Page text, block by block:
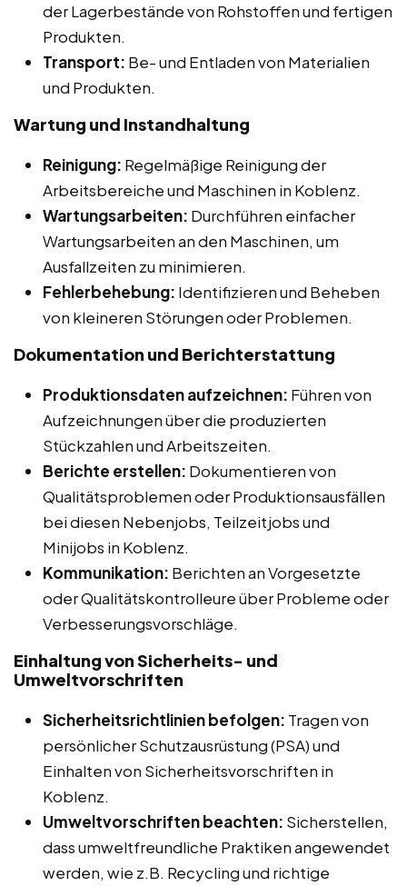
der Lagerbestände von Rohstoffen und fertigen
Produkten.
Transport: Be- und Entladen von Materialien
und Produkten.
Wartung und Instandhaltung
Reinigung: Regelmäßige Reinigung der
Arbeitsbereiche und Maschinen in Koblenz.
Wartungsarbeiten: Durchführen einfacher
Wartungsarbeiten an den Maschinen, um
Ausfallzeiten zu minimieren.
Fehlerbehebung: Identifizieren und Beheben
von kleineren Störungen oder Problemen.
Dokumentation und Berichterstattung
Produktionsdaten aufzeichnen: Führen von
Aufzeichnungen über die produzierten
Stückzahlen und Arbeitszeiten.
Berichte erstellen: Dokumentieren von
Qualitätsproblemen oder Produktionsausfällen
bei diesen Nebenjobs, Teilzeitjobs und
Minijobs in Koblenz.
Kommunikation: Berichten an Vorgesetzte
oder Qualitätskontrolleure über Probleme oder
Verbesserungsvorschläge.
Einhaltung von Sicherheits- und
Umweltvorschriften
Sicherheitsrichtlinien befolgen: Tragen von
persönlicher Schutzausrüstung (PSA) und
Einhalten von Sicherheitsvorschriften in
Koblenz.
Umweltvorschriften beachten: Sicherstellen,
dass umweltfreundliche Praktiken angewendet
werden, wie z.B. Recycling und richtige